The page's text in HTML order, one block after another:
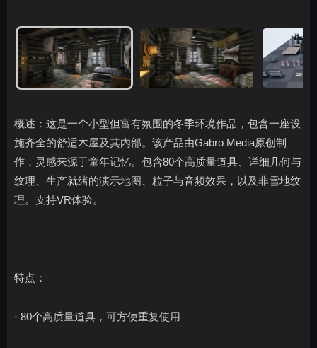
概述：这是一个小型但富有氛围的冬季环境作品，包含一座设
施齐全的舒适木屋及其内部。该产品由Gabro Media原创制
作，灵感来源于童年记忆。包含80个高质量道具、详细几何与
纹理、生产就绪的演示地图、粒子与音频效果，以及非雪地纹
理。支持VR体验。
特点：
· 80个高质量道具，可方便重复使用